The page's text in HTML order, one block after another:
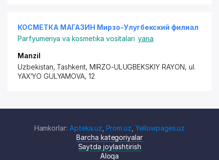
КОСМЕТКА МАГАЗИН Мирзо-Улугбекский филиал
Parfyumeriya va kosmetika vositalari yana
Manzil
Uzbekistan, Tashkent, MIRZO-ULUGBEKSKIY RAYON, ul.
YAX‘YO GULYAMOVA, 12
Hamkorlar: Apteka.uz Prom.uz ,Yellowpages.uz
Barcha kategoriyalar
Saytda joylashtirish
Aloqa